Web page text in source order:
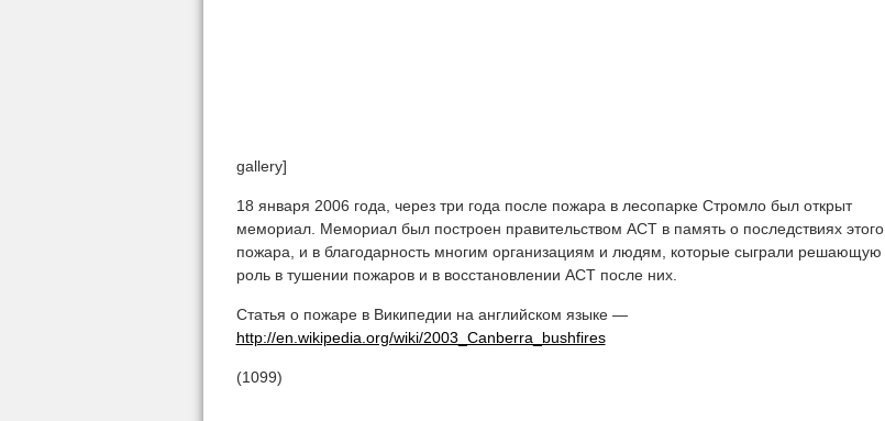
gallery]
18 января 2006 года, через три года после пожара в лесопарке Стромло был открыт
мемориал. Мемориал был построен правительством АСТ в память о последствиях этого
пожара, и в благодарность многим организациям и людям, которые сыграли решающую
роль в тушении пожаров и в восстановлении АСТ после них.
Статья о пожаре в Википедии на английском языке —
http://en.wikipedia.org/wiki/2003_Canberra_bushfires
(1099)